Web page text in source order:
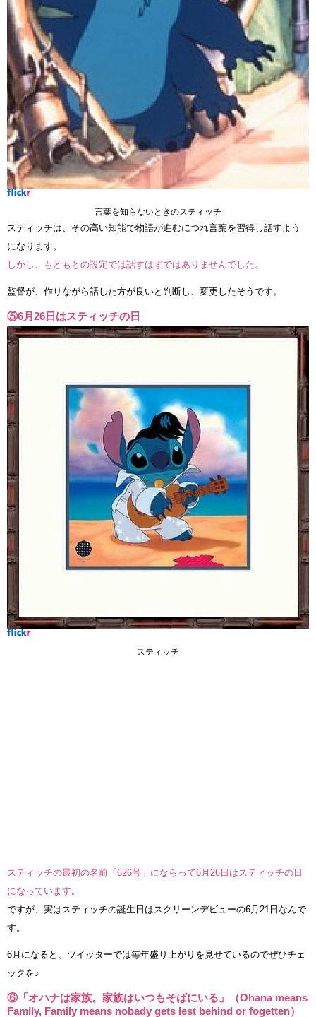
言葉を知らないときのスティッチ
スティッチは、その高い知能で物語が進むにつれ言葉を習得し話すよう
になります。
しかし、もともとの設定では話すはずではありませんでした。
監督が、作りながら話した方が良いと判断し、変更したそうです。
⑤6月26日はスティッチの日
スティッチ
スティッチの最初の名前「626号」にならって6月26日はスティッチの日
になっています。
ですが、実はスティッチの誕生日はスクリーンデビューの6月21日なんで
す。
6月になると、ツイッターでは毎年盛り上がりを見せているのでぜひチェ
ックを♪
⑥「オハナは家族。家族はいつもそばにいる」（Ohana means
Family, Family means nobady gets lest behind or fogetten）